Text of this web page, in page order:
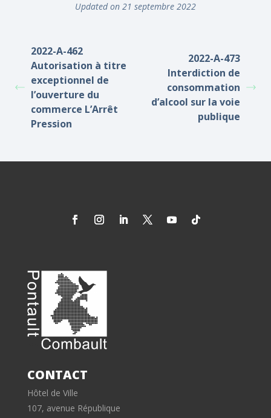
Updated on 21 septembre 2022
2022-A-462
Autorisation à titre
exceptionnel de
l’ouverture du
commerce L’Arrêt
Pression
2022-A-473
Interdiction de
consommation
d’alcool sur la voie
publique
CONTACT
Hôtel de Ville
107, avenue République